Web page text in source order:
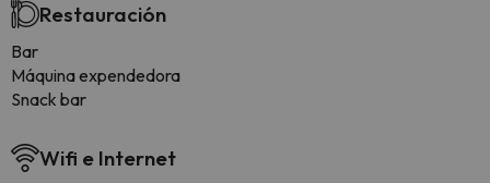
Restauración
Bar
Máquina expendedora
Snack bar
Wifi e Internet